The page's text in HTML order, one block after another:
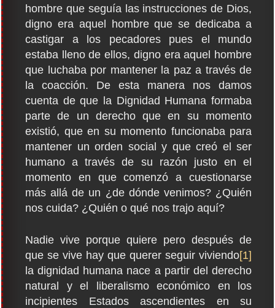
hombre que seguía las instrucciones de Dios,
digno era aquel hombre que se dedicaba a
castigar a los pecadores pues el mundo
estaba lleno de ellos, digno era aquel hombre
que luchaba por mantener la paz a través de
la coacción. De esta manera nos damos
cuenta de que la Dignidad Humana formaba
parte de un derecho que en su momento
existió, que en su momento funcionaba para
mantener un orden social y que creó el ser
humano a través de su razón justo en el
momento en que comenzó a cuestionarse
más allá de un ¿de dónde venimos? ¿Quién
nos cuida? ¿Quién o qué nos trajo aquí?
Nadie vive porque quiere pero después de
que se vive hay que querer seguir viviendo[1]
la dignidad humana nace a partir del derecho
natural y el liberalismo económico en los
incipientes Estados ascendientes en su